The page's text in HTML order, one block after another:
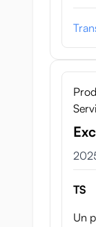
tumme
Detta
fördel
väldigt
av
kurvor,
21
TS
Un